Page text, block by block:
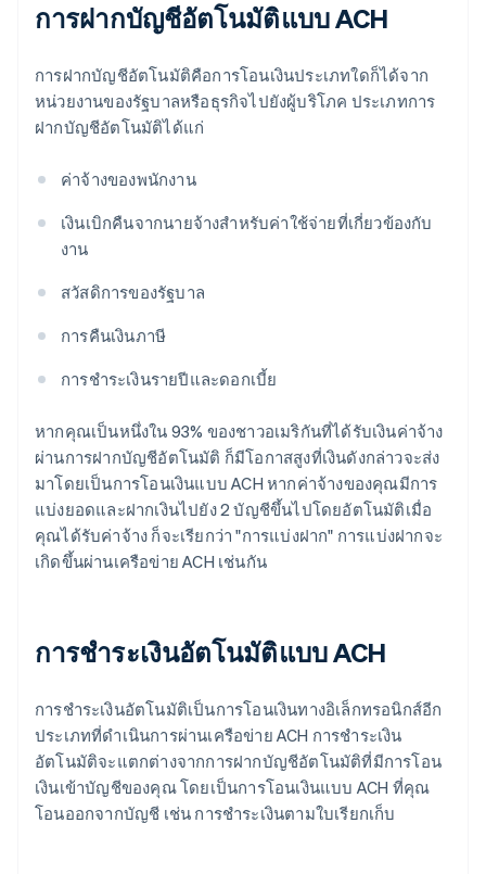
การฝากบัญชีอัตโนมัติแบบ ACH
การฝากบัญชีอัตโนมัติคือการโอนเงินประเภทใดก็ได้จาก
หน่วยงานของรัฐบาลหรือธุรกิจไปยังผู้บริโภค ประเภทการ
ฝากบัญชีอัตโนมัติได้แก่
ค่าจ้างของพนักงาน
เงินเบิกคืนจากนายจ้างสำหรับค่าใช้จ่ายที่เกี่ยวข้องกับ
งาน
สวัสดิการของรัฐบาล
การคืนเงินภาษี
การชำระเงินรายปีและดอกเบี้ย
หากคุณเป็นหนึ่งใน 93% ของชาวอเมริกันที่ได้รับเงินค่าจ้าง
ผ่านการฝากบัญชีอัตโนมัติ ก็มีโอกาสสูงที่เงินดังกล่าวจะส่ง
มาโดยเป็นการโอนเงินแบบ ACH หากค่าจ้างของคุณมีการ
แบ่งยอดและฝากเงินไปยัง 2 บัญชีขึ้นไปโดยอัตโนมัติเมื่อ
คุณได้รับค่าจ้าง ก็จะเรียกว่า "การแบ่งฝาก" การแบ่งฝากจะ
เกิดขึ้นผ่านเครือข่าย ACH เช่นกัน
การชำระเงินอัตโนมัติแบบ ACH
การชำระเงินอัตโนมัติเป็นการโอนเงินทางอิเล็กทรอนิกส์อีก
ประเภทที่ดำเนินการผ่านเครือข่าย ACH การชำระเงิน
อัตโนมัติจะแตกต่างจากการฝากบัญชีอัตโนมัติที่มีการโอน
เงินเข้าบัญชีของคุณ โดยเป็นการโอนเงินแบบ ACH ที่คุณ
โอนออกจากบัญชี เช่น การชำระเงินตามใบเรียกเก็บ